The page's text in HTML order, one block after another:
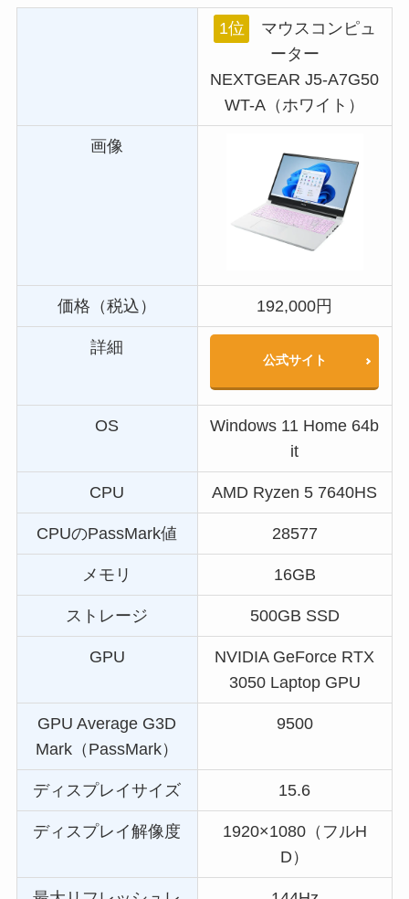
1位
マウスコンピュ
ーター
NEXTGEAR J5-A7G50
WT-A（ホワイト）
画像
価格（税込） 192,000円
詳細
公式サイト
OS
Windows 11 Home 64b
it
CPU AMD Ryzen 5 7640HS
CPUのPassMark値 28577
メモリ 16GB
ストレージ 500GB SSD
GPU
NVIDIA GeForce RTX
3050 Laptop GPU
GPU Average G3D
Mark（PassMark）
9500
ディスプレイサイズ 15.6
ディスプレイ解像度
1920×1080（フルH
D）